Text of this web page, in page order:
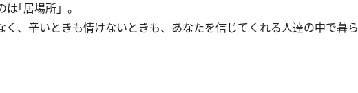
｢居場所」。
、辛いときも情けないときも、あなたを信じてくれる人達の中で暮ら